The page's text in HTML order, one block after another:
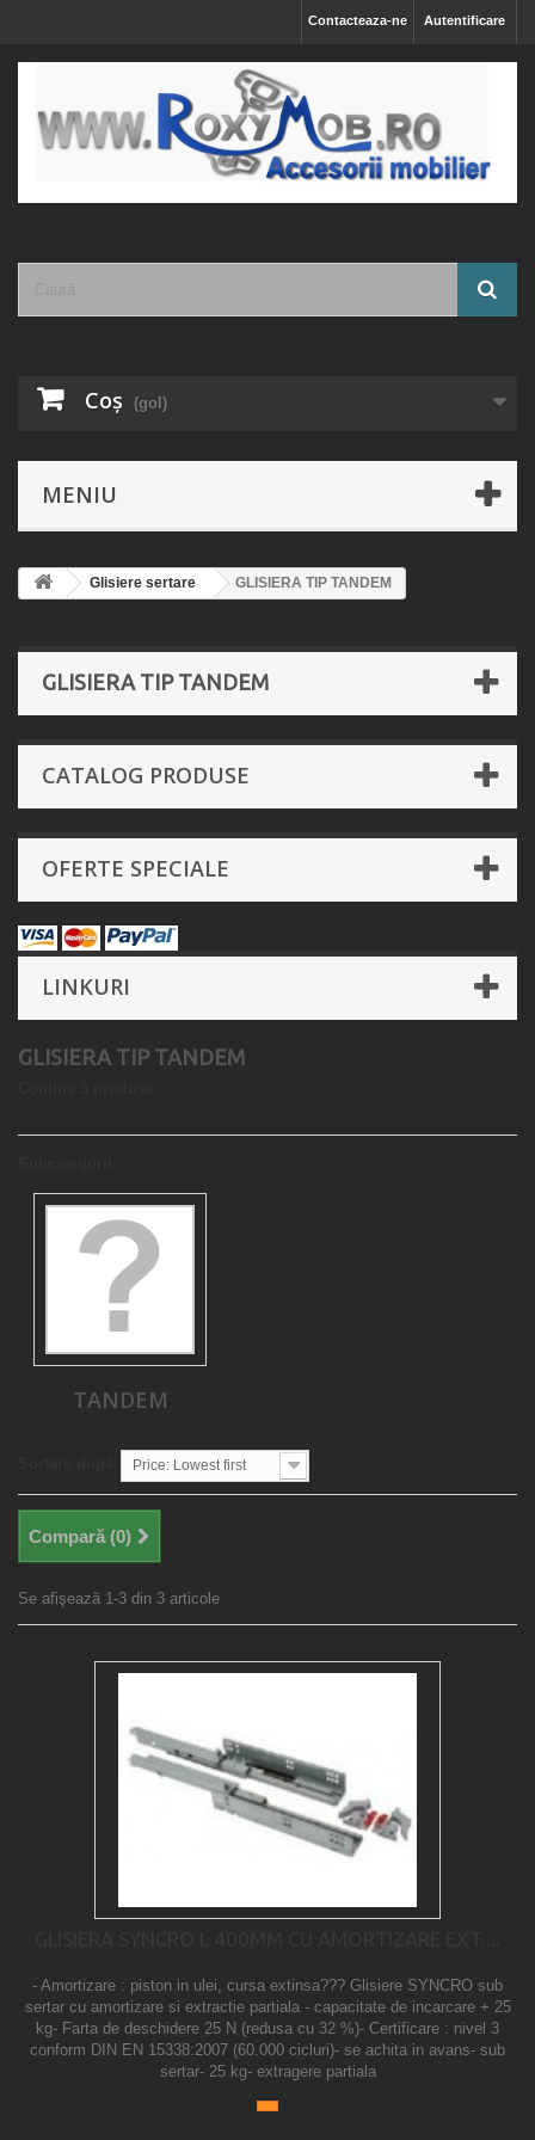
Autentificare
Contacteaza-ne
Coş (gol)
MENIU
Glisiere sertare GLISIERA TIP TANDEM
GLISIERA TIP TANDEM
CATALOG PRODUSE
OFERTE SPECIALE
LINKURI
GLISIERA TIP TANDEM
TANDEM
Price: Lowest first
Compară (0)
Se afişează 1-3 din 3 articole
- Amortizare : piston in ulei, cursa extinsa??? Glisiere SYNCRO sub
sertar cu amortizare si extractie partiala - capacitate de incarcare + 25
kg- Farta de deschidere 25 N (redusa cu 32 %)- Certificare : nivel 3
conform DIN EN 15338:2007 (60.000 cicluri)- se achita in avans- sub
sertar- 25 kg- extragere partiala